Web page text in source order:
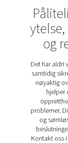
tilbyr den